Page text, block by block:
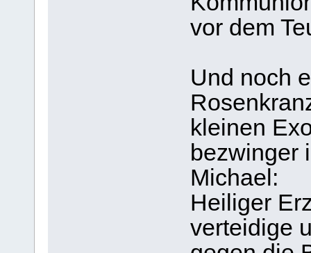
vor dem
Und noch
kleinen
bezwinger
Michael:
Heiliger
verteidige